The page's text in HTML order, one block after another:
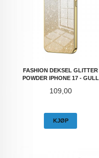
FASHION DEKSEL GLITTER
POWDER IPHONE 17 - GULL
Pris
109,00
KJØP